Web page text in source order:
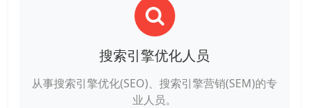
搜索引擎优化人员
从事搜索引擎优化(SEO)、搜索引擎营销(SEM)的专
业人员。